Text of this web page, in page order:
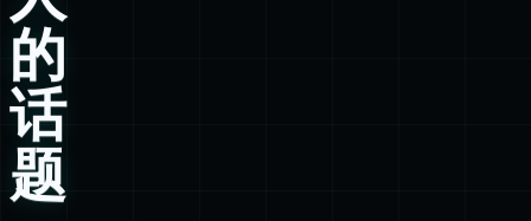
的
话
题